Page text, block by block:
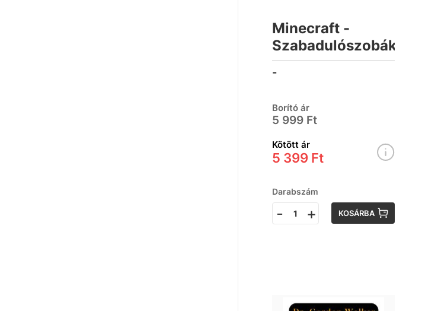
Minecraft -
Szabadulószobák
-
Borító ár
5 999 Ft
Kötött ár
5 399 Ft
Darabszám
- + KOSÁRBA